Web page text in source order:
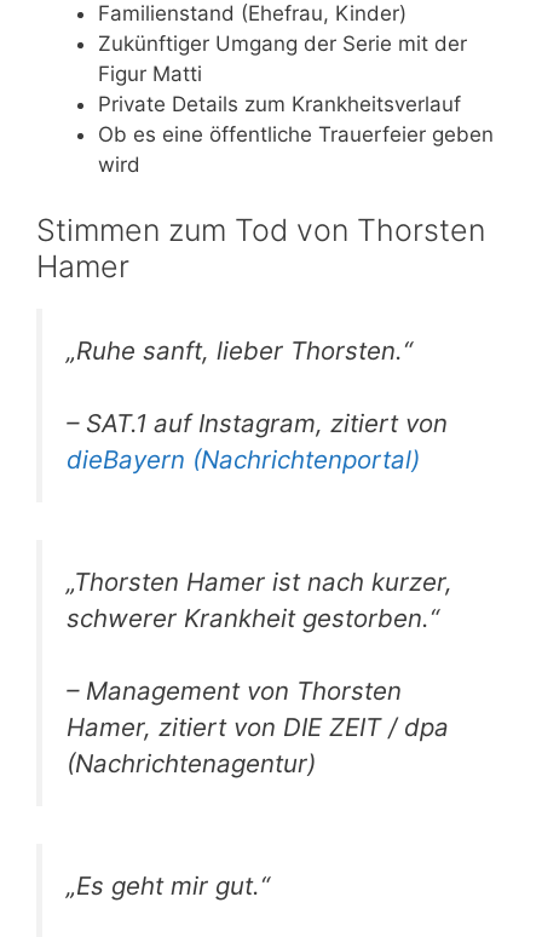
Familienstand (Ehefrau, Kinder)
Zukünftiger Umgang der Serie mit der
Figur Matti
Private Details zum Krankheitsverlauf
Ob es eine öffentliche Trauerfeier geben
wird
Stimmen zum Tod von Thorsten
Hamer
„Ruhe sanft, lieber Thorsten.“
– SAT.1 auf Instagram, zitiert von
dieBayern (Nachrichtenportal)
„Thorsten Hamer ist nach kurzer,
schwerer Krankheit gestorben.“
– Management von Thorsten
Hamer, zitiert von DIE ZEIT / dpa
(Nachrichtenagentur)
„Es geht mir gut.“